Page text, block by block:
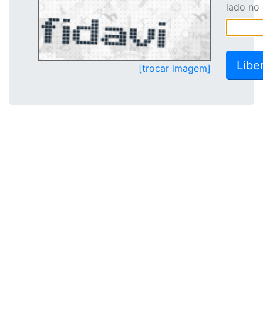
[trocar imagem]
lado no